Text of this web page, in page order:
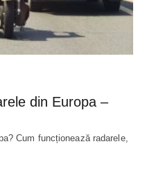
din Europa –
Cum funcționează radarele,